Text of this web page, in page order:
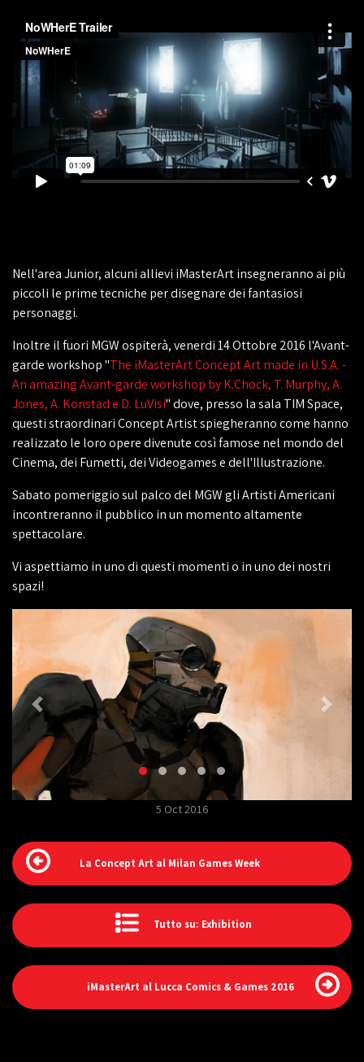
Nell'area Junior, alcuni allievi iMasterArt insegneranno ai più
piccoli le prime tecniche per disegnare dei fantasiosi
personaggi.
Inoltre il fuori MGW ospiterà, venerdi 14 Ottobre 2016 l'Avant-
garde workshop "The iMasterArt Concept Art made in U.S.A. -
An amazing Avant-garde workshop by K.Chock, T. Murphy, A.
Jones, A. Konstad e D. LuVisi" dove, presso la sala TIM Space,
questi straordinari Concept Artist spiegheranno come hanno
realizzato le loro opere divenute così famose nel mondo del
Cinema, dei Fumetti, dei Videogames e dell'Illustrazione.
Sabato pomeriggio sul palco del MGW gli Artisti Americani
incontreranno il pubblico in un momento altamente
spettacolare.
Vi aspettiamo in uno di questi momenti o in uno dei nostri
spazi!
5 Oct 2016
La Concept Art al Milan Games Week
Tutto su: Exhibition
iMasterArt al Lucca Comics & Games 2016